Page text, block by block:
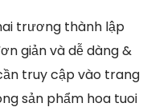
trương thành lập
giản và dễ dàng &
truy cập vào trang
sản phẩm hoa tuoi